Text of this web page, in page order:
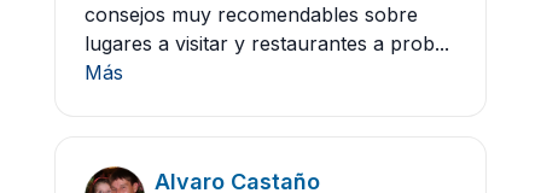
consejos muy recomendables sobre
lugares a visitar y restaurantes a prob...
Más
Alvaro Castaño